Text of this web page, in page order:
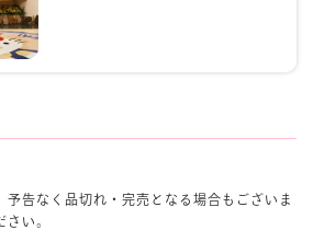
予告なく品切れ・完売となる場合もございま
さい。